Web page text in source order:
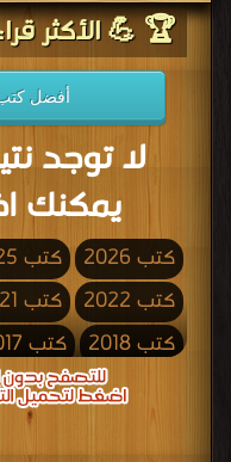
🏆 💪 الأكثر
أفضل كتب 1913 في كل
لا توجد
يمكنك
كتب 2026 كتب 2025
كتب 2022
كتب 2021
كتب 2018
كتب 2017
كتب 2013
كتب 2009